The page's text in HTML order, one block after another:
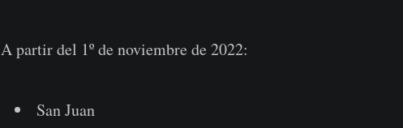
A partir del 1º de noviembre de 2022:
San Juan